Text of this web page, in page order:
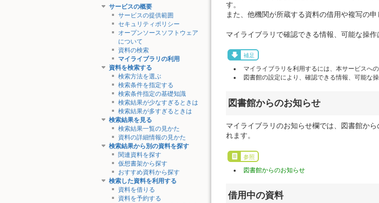
サービスの概要
サービスの提供範囲
セキュリティポリシー
オープンソースソフトウェア
について
資料の検索
マイライブラリの利用
資料を検索する
検索方法を選ぶ
検索条件を指定する
検索条件指定の基礎知識
検索結果が少なすぎるときは
検索結果が多すぎるときは
検索結果を見る
検索結果一覧の見かた
資料の詳細情報の見かた
検索結果から別の資料を探す
関連資料を探す
仮想書架から探す
おすすめ資料から探す
検索した資料を利用する
資料を借りる
資料を予約する
す。
また、他機関が所蔵する資料の借用や複写の
マイライブラリで確認できる情報、可能な操作
補足
マイライブラリを利用するには、本サービスへ
図書館の設定により、確認できる情報、可能な操
図書館からのお知らせ
マイライブラリのお知らせ欄では、図書館か
れます。
参照
図書館からのお知らせ
借用中の資料